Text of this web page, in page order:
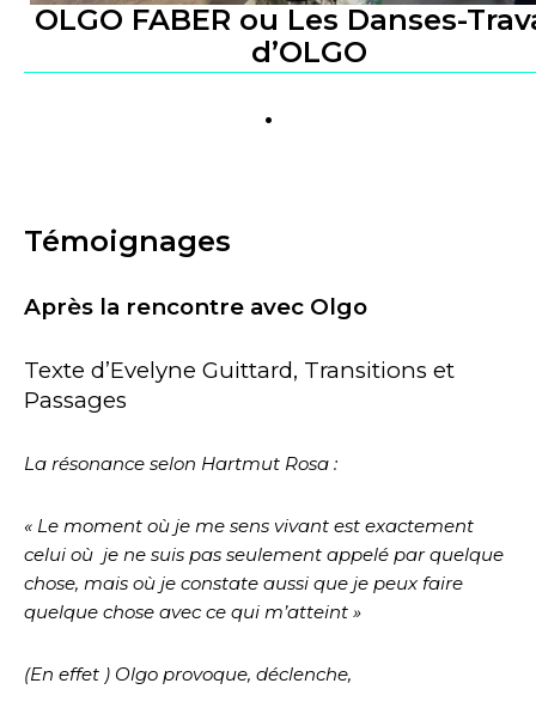
OLGO FABER ou Les Danses-
d’OLGO
.
Témoignages
Après la rencontre avec Olgo
Texte d’Evelyne Guittard, Transitions et
Passages
La résonance selon Hartmut Rosa :
« Le moment où je me sens vivant est exactement
celui où je ne suis pas seulement appelé par quelque
chose, mais où je constate aussi que je peux faire
quelque chose avec ce qui m’atteint »
(En effet ) Olgo provoque, déclenche,